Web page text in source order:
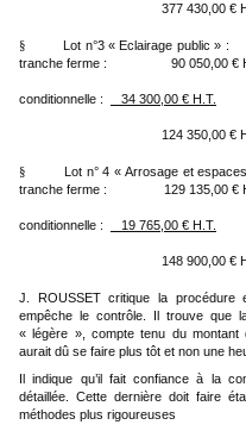
377 430,00 €
§
Lot n°3 « Eclairage public » :
tranche ferme :
90 050,00 €
conditionnelle :
34 300,00 € H.T.
124 350,00 €
§
Lot n° 4 « Arrosage et
tranche ferme :
129 135,00 €
conditionnelle :
19 765,00 € H.T.
148 900,00 €
J. ROUSSET critique la procédure
empêche le contrôle. Il trouve que
« légère », compte tenu du montant
aurait dû se faire plus tôt et non une
Il indique qu’il fait confiance à la
détaillée. Cette dernière doit faire
méthodes plus rigoureuses